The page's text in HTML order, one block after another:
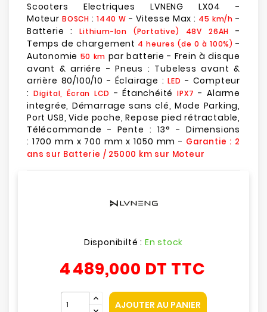
Scooters Electriques LVNENG LX04 -
Moteur BOSCH : 1440 W - Vitesse Max : 45 km/h -
Batterie :Lithium-Ion (Portative) 48V 26AH
-
Temps de chargement 4 heures (de 0 à 100%) -
Autonomie 50 km par batterie - Frein à disque
avant & arriére - Pneus : Tubeless avant &
arrière 80/100/10 - Éclairage :LED - Compteur
: Digital, Écran LCD - ÉtanchéitéIPX7 - Alarme
integrée, Démarrage sans clé, Mode Parking,
Port USB, Vide poche, Repose pied rétractable,
Télécommande - Pente : 13° - Dimensions
: 1700 mm x 700 mm x 1050 mm - Garantie : 2
ans sur Batterie / 25000 km sur Moteur
Disponibilté : En stock
4 489,000 DT TTC
AJOUTER AU PANIER